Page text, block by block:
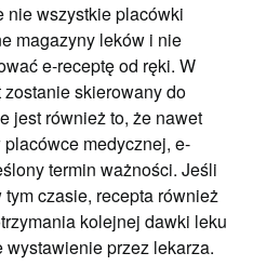
nie wszystkie placówki
magazyny leków i nie
e-receptę od ręki. W
skierowany do
jest również to, że nawet
medycznej, e-
termin ważności. Jeśli
czasie, recepta również
kolejnej dawki leku
przez lekarza.